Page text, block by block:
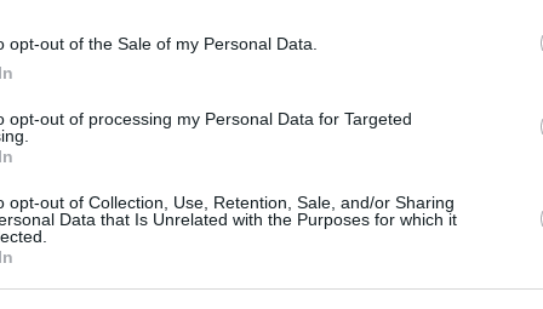
opt-out of the Sale of my Personal Data.
opt-out of processing my Personal Data for Targeted
opt-out of Collection, Use, Retention, Sale, and/or Sharing
Data that Is Unrelated with the Purposes for which it
στο Κολοράντο έγινε πορνοστάρ επειδή
οι λογαριασμοί της - Παραιτήθηκε όταν την
τερμάτισαν το 25ετές καθεστώς του Άσαντ